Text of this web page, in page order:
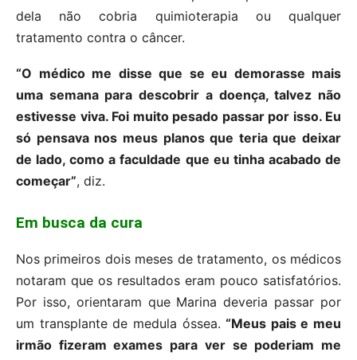
dela não cobria quimioterapia ou qualquer
tratamento contra o câncer.
“O médico me disse que se eu demorasse mais
uma semana para descobrir a doença, talvez não
estivesse viva. Foi muito pesado passar por isso. Eu
só pensava nos meus planos que teria que deixar
de lado, como a faculdade que eu tinha acabado de
começar”, diz.
Em busca da cura
Nos primeiros dois meses de tratamento, os médicos
notaram que os resultados eram pouco satisfatórios.
Por isso, orientaram que Marina deveria passar por
um transplante de medula óssea.“Meus pais e meu
irmão fizeram exames para ver se poderiam me